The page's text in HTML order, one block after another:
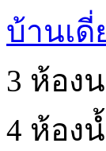
บ้านเดี่
3 ห้อง
4 ห้อง